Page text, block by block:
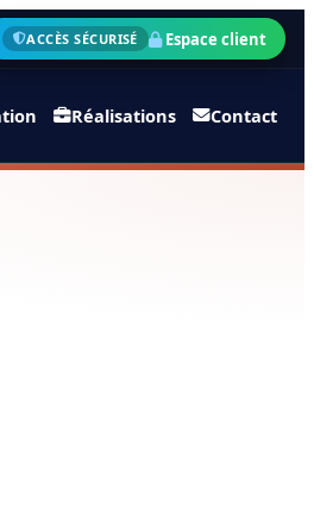
ACCÈS SÉCURISÉ Espace client
Réalisations Contact